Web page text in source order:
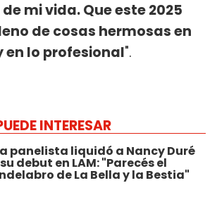
mi vida. Que este 2025
de cosas hermosas en
en lo profesional".
INTERESAR
panelista liquidó a Nancy Duré
debut en LAM: "Parecés el
de La Bella y la Bestia"